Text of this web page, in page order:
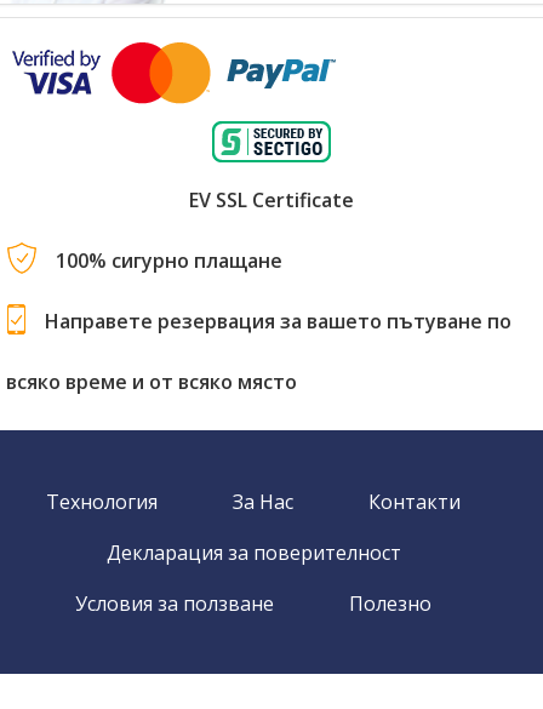
EV SSL Certificate
100% сигурно плащане
Направете резервация за вашето пътуване по
всяко време и от всяко място
Технология За Нас
Контакти
Декларация за поверителност
Условия за ползване
Полезно